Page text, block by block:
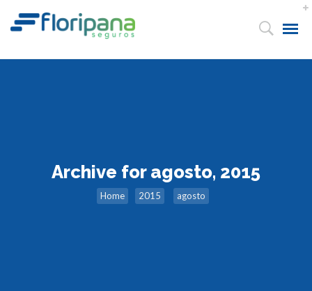
Archive for agosto, 2015
Home 2015 agosto